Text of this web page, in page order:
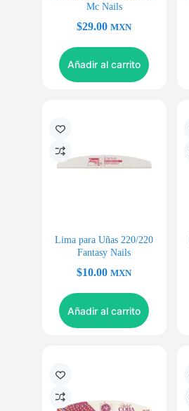
Mc Nails
$29.00 MXN
Añadir al carrito
Lima para Uñas 220/220
Fantasy Nails
$10.00 MXN
Añadir al carrito